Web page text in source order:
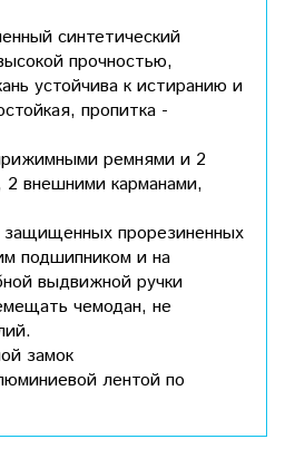
синтетический
прочностью,
устойчива к истиранию и
пропитка -
ремнями и 2
2 внешними карманами,
прорезиненных
подшипником и на
выдвижной ручки
чемодан, не
замок
лентой по